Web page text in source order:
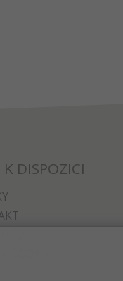
K DISPOZICI